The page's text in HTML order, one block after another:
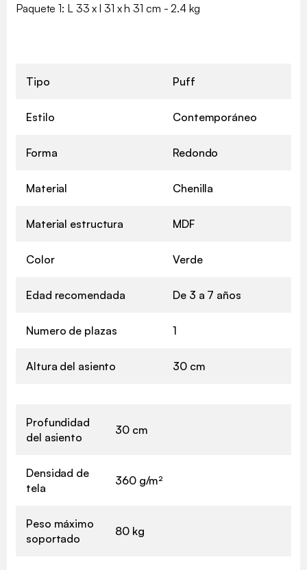
Paquete 1: L 33 x l 31 x h 31 cm - 2.4 kg
Tipo Puff
Estilo Contemporáneo
Forma Redondo
Material Chenilla
Material estructura MDF
Color Verde
Edad recomendada De 3 a 7 años
Numero de plazas 1
Altura del asiento 30 cm
Profundidad
del asiento
30 cm
Densidad de
tela
360 g/m²
Peso máximo
soportado
80 kg